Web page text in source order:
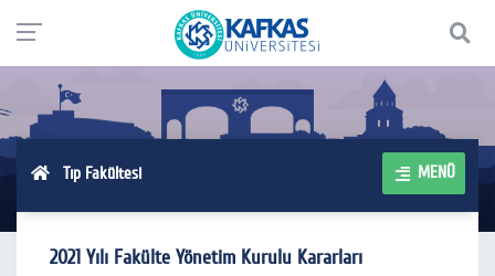
Tıp Fakültesi MENÜ
2021 Yılı Fakülte Yönetim Kurulu Kararları